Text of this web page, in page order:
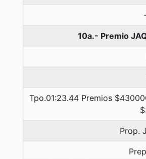
10a.- Premio
Tpo.01:23.44 Premios
Prop.